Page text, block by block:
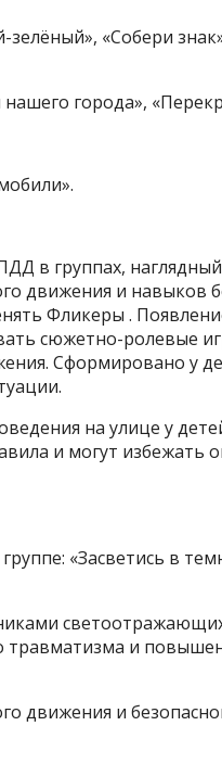
«Собери
города»,
в группах,
движения и навыков
Фликеры .
сюжетно-ролевые
Сформировано у
на улице у
и могут избежать
«Засветись в
травматизма и
движения и